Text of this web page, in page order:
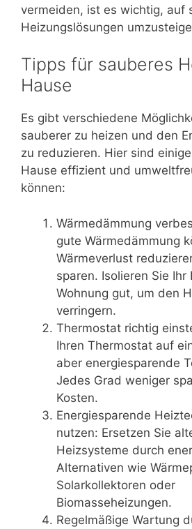
vermeiden, ist es wichtig, auf
Heizungslösungen
Tipps für sauberes
Hause
Es gibt verschiedene
sauberer zu heizen und den
zu reduzieren. Hier sind
Hause effizient und
können:
Wärmedämmung
gute Wärmedämmung
Wärmeverlust
sparen. Isolieren Sie Ihr
Wohnung gut, um den
verringern.
Thermostat richtig
Ihren Thermostat auf
aber energiesparende
Jedes Grad weniger
Kosten.
Energiesparende
nutzen: Ersetzen Sie
Heizsysteme durch
Alternativen wie
Solarkollektoren oder
Biomasseheizungen.
Regelmäßige Wartung